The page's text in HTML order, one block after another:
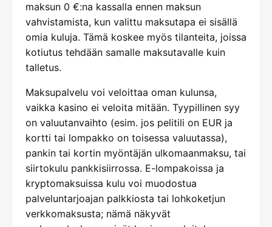
maksun 0 €:na kassalla ennen maksun
vahvistamista, kun valittu maksutapa ei sisällä
omia kuluja. Tämä koskee myös tilanteita, joissa
kotiutus tehdään samalle maksutavalle kuin
talletus.
Maksupalvelu voi veloittaa oman kulunsa,
vaikka kasino ei veloita mitään. Tyypillinen syy
on valuutanvaihto (esim. jos pelitili on EUR ja
kortti tai lompakko on toisessa valuutassa),
pankin tai kortin myöntäjän ulkomaanmaksu, tai
siirtokulu pankkisiirrossa. E-lompakoissa ja
kryptomaksuissa kulu voi muodostua
palveluntarjoajan palkkiosta tai lohkoketjun
verkkomaksusta; nämä näkyvät